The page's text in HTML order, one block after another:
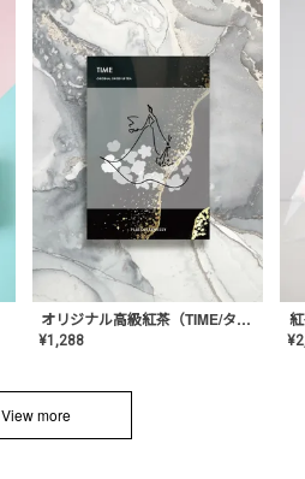
オリジナル高級紅茶（TIME/タイム）【ギフト/プチギフト/プレゼント/内祝い/結婚式/オリジナル配合/高品質/ハーブティー/茶葉/記念日/お返し/手土産/美容/おしゃれ】
¥1,288 ¥
View more